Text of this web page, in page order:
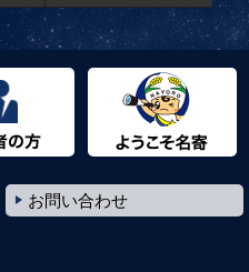
お問い合わせ